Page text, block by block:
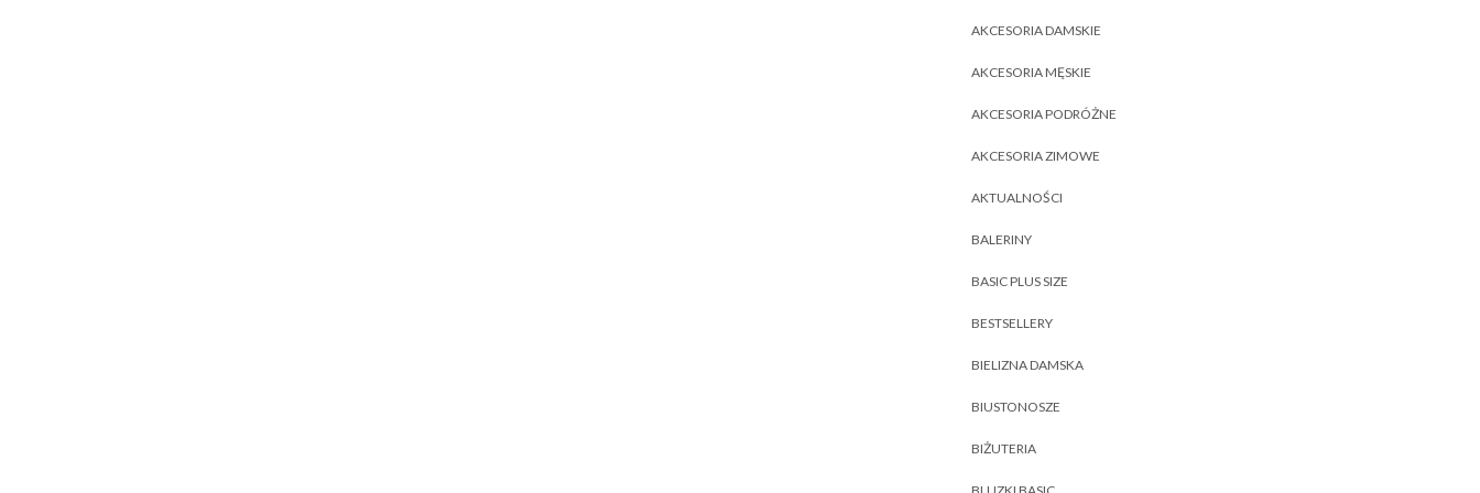
AKCESORIA DAMSKIE
AKCESORIA MĘSKIE
AKCESORIA PODRÓŻNE
AKCESORIA ZIMOWE
AKTUALNOŚCI
BALERINY
BASIC PLUS SIZE
BESTSELLERY
BIELIZNA DAMSKA
BIUSTONOSZE
BIŻUTERIA